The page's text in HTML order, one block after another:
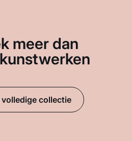
meer dan
volledige collectie